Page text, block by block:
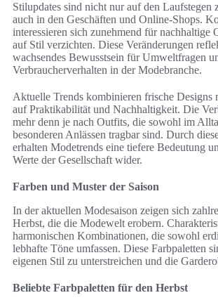
Stilupdates sind nicht nur auf den Laufstegen
auch in den Geschäften und Online-Shops.
interessieren sich zunehmend für nachhaltige
auf Stil verzichten. Diese Veränderungen
wachsendes Bewusstsein für Umweltfragen
Verbraucherverhalten in der Modebranche.
Aktuelle Trends kombinieren frische Designs
auf Praktikabilität und Nachhaltigkeit. Die
mehr denn je nach Outfits, die sowohl im
besonderen Anlässen tragbar sind. Durch
erhalten Modetrends eine tiefere Bedeutung
Werte der Gesellschaft wider.
Farben und Muster der Saison
In der aktuellen Modesaison zeigen sich
Herbst, die die Modewelt erobern.
harmonischen Kombinationen, die sowohl
lebhafte Töne umfassen. Diese Farbpaletten
eigenen Stil zu unterstreichen und die
Beliebte Farbpaletten für den Herbst